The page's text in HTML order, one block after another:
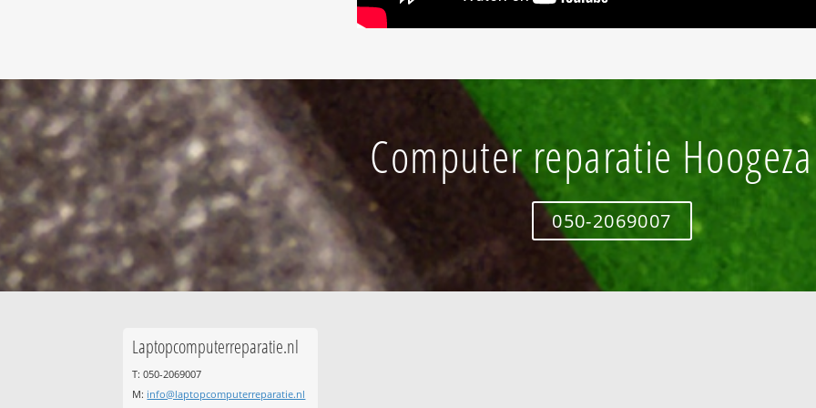
Computer reparatie
050-2069007
Laptopcomputerreparatie.nl
T: 050-2069007
M: info@laptopcomputerreparatie.nl